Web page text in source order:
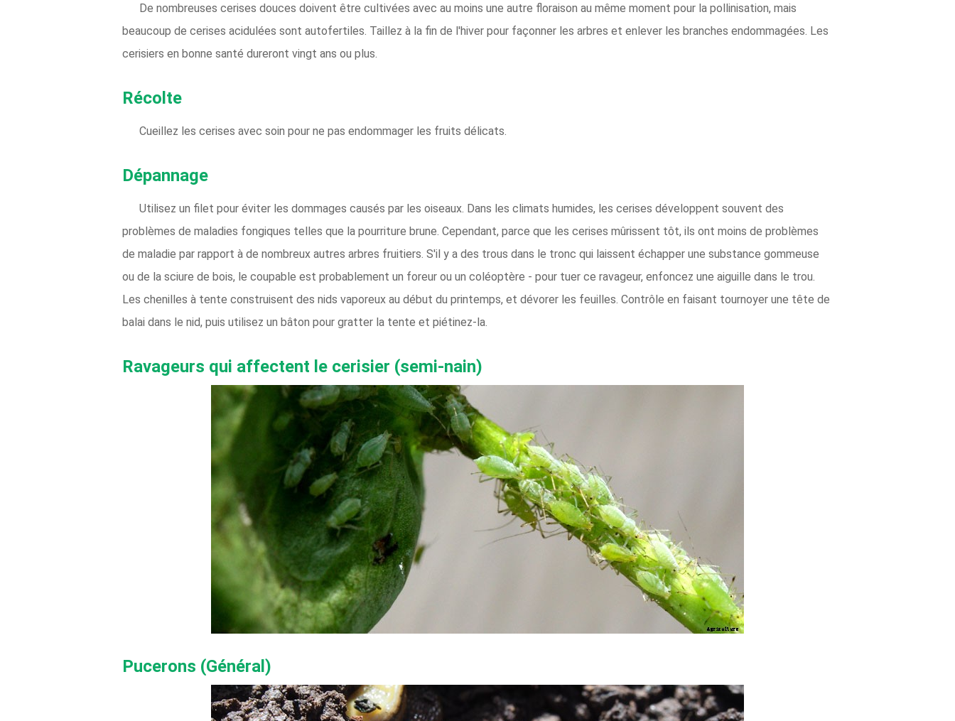
De nombreuses cerises douces doivent être cultivées avec au moins une autre floraison au même moment pour la pollinisation, mais
beaucoup de cerises acidulées sont autofertiles. Taillez à la fin de l'hiver pour façonner les arbres et enlever les branches endommagées. Les
cerisiers en bonne santé dureront vingt ans ou plus.
Récolte
Cueillez les cerises avec soin pour ne pas endommager les fruits délicats.
Dépannage
Utilisez un filet pour éviter les dommages causés par les oiseaux. Dans les climats humides, les cerises développent souvent des
problèmes de maladies fongiques telles que la pourriture brune. Cependant, parce que les cerises mûrissent tôt, ils ont moins de problèmes
de maladie par rapport à de nombreux autres arbres fruitiers. S'il y a des trous dans le tronc qui laissent échapper une substance gommeuse
ou de la sciure de bois, le coupable est probablement un foreur ou un coléoptère - pour tuer ce ravageur, enfoncez une aiguille dans le trou.
Les chenilles à tente construisent des nids vaporeux au début du printemps, et dévorer les feuilles. Contrôle en faisant tournoyer une tête de
balai dans le nid, puis utilisez un bâton pour gratter la tente et piétinez-la.
Ravageurs qui affectent le cerisier (semi-nain)
Pucerons (Général)